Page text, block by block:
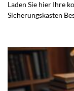
Laden Sie hier Ihre
Sicherungskasten